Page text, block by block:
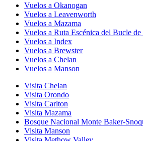
Vuelos a Okanogan
Vuelos a Leavenworth
Vuelos a Mazama
Vuelos a Ruta Escénica del Bucle de
Vuelos a Index
Vuelos a Brewster
Vuelos a Chelan
Vuelos a Manson
Visita Chelan
Visita Orondo
Visita Carlton
Visita Mazama
Bosque Nacional Monte Baker-
Visita Manson